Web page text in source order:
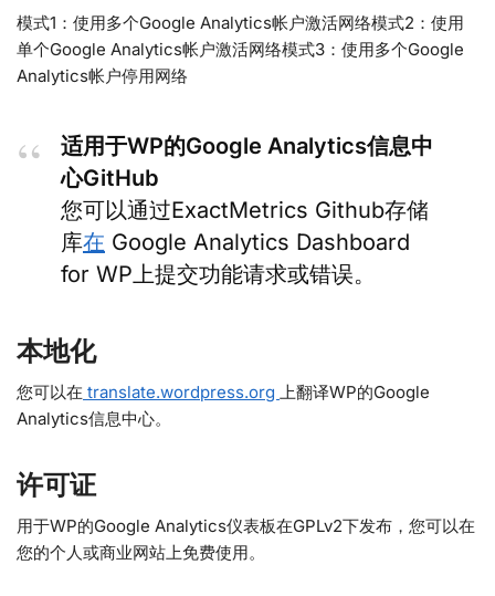
模式1：使用多个Google Analytics帐户激活网络模式2：使用
单个Google Analytics帐户激活网络模式3：使用多个Google
Analytics帐户停用网络
适用于WP的Google Analytics信息中
心GitHub
您可以通过ExactMetrics Github存储
库在 Google Analytics Dashboard
for WP上提交功能请求或错误。
本地化
您可以在 translate.wordpress.org 上翻译WP的Google
Analytics信息中心。
许可证
用于WP的Google Analytics仪表板在GPLv2下发布，您可以在
您的个人或商业网站上免费使用。